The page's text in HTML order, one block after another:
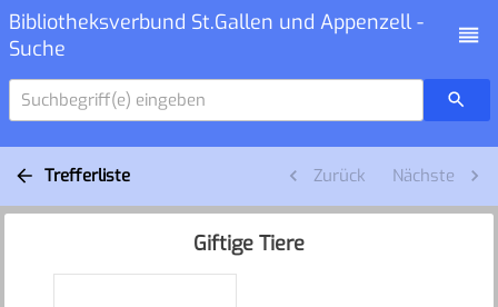
Bibliotheksverbund St.Gallen und Appenzell -
Suche
Suchbegriff(e) eingeben
Trefferliste Zurück Nächste
Giftige Tiere